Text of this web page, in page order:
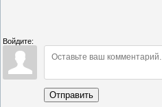
Войдите:
Отправить